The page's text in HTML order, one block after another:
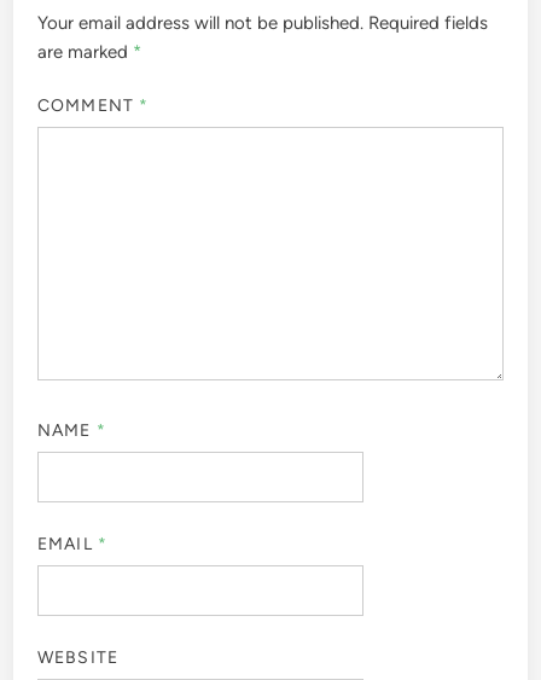
Your email address will not be published. Required fields
are marked *
COMMENT *
NAME *
EMAIL *
WEBSITE